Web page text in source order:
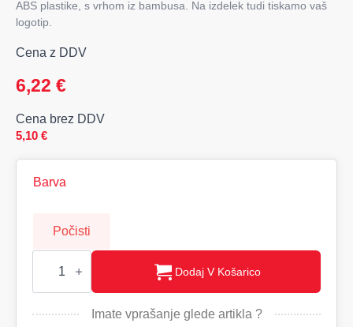
ABS plastike, s vrhom iz bambusa. Na izdelek tudi tiskamo vaš
logotip.
Cena z DDV
6,22 €
Cena brez DDV
5,10 €
Barva
Počisti
CURVY
optična
količina
Dodaj V Košarico
Imate vprašanje glede artikla ?